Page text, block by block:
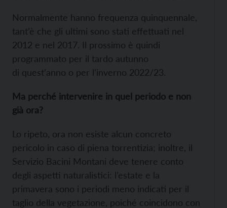
Normalmente hanno frequenza quinquennale,
tant’è che gli ultimi sono stati effettuati nel
2012 e nel 2017. Il prossimo è quindi
programmato per il tardo autunno
di quest’anno o per l’inverno 2022/23.
Ma perché intervenire in quel periodo e non
già ora?
Lo ripeto, ora non esiste alcun concreto
pericolo in caso di piena torrentizia; inoltre, il
Servizio Bacini Montani deve tenere conto
degli aspetti naturalistici: l’estate e la
primavera sono i periodi meno indicati per il
taglio della vegetazione, poiché coincidono con